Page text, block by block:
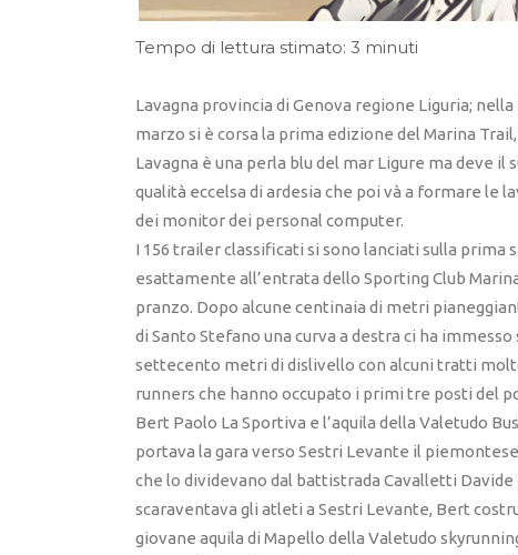
Tempo di lettura stimato: 3 minuti
Lavagna provincia di Genova regione Liguria;
marzo si è corsa la prima edizione del Marina
Lavagna è una perla blu del mar Ligure ma deve
qualità eccelsa di ardesia che poi và a formare le
dei monitor dei personal computer.
I 156 trailer classificati si sono lanciati sulla prima
esattamente all’entrata dello Sporting Club
pranzo. Dopo alcune centinaia di metri
di Santo Stefano una curva a destra ci ha
settecento metri di dislivello con alcuni tratti
runners che hanno occupato i primi tre posti del
Bert Paolo La Sportiva e l’aquila della Valetudo
portava la gara verso Sestri Levante il
che lo dividevano dal battistrada Cavalletti
scaraventava gli atleti a Sestri Levante, Bert
giovane aquila di Mapello della Valetudo